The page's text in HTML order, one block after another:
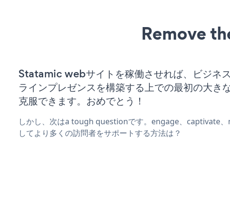
Remove
Statamic webサイトを稼働させれば、ビジネ
ラインプレゼンスを構築する上での最初の大き
克服できます。おめでとう！
しかし、次はa tough questionです。engage、captivate
してより多くの訪問者をサポートする方法は？